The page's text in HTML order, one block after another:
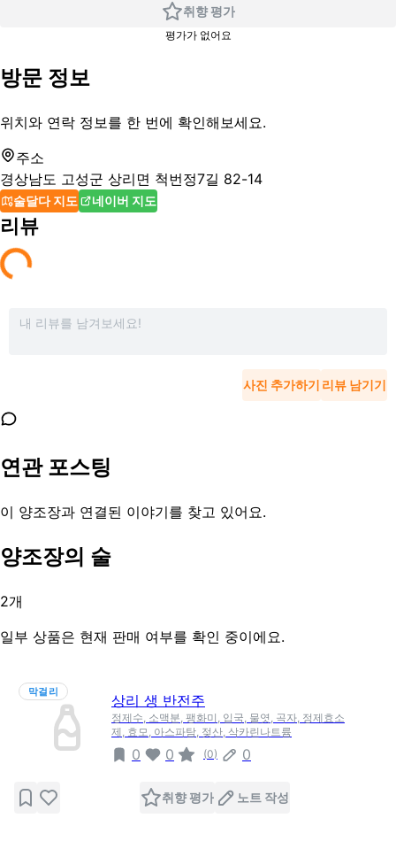
취향 평가
평가가 없어요
방문 정보
위치와 연락 정보를 한 번에 확인해보세요.
주소
경상남도 고성군 상리면 척번정7길 82-14
술달다 지도 네이버 지도
리뷰
사진 추가하기 리뷰 남기기
연관 포스팅
이 양조장과 연결된 이야기를 찾고 있어요.
양조장의 술
2개
일부 상품은 현재 판매 여부를 확인 중이에요.
막걸리
상리 생 반전주
정제수, 소맥분, 팽화미, 입국, 물엿, 곡자, 정제효소
제, 효모, 아스파탐, 젖산, 삭카린나트륨
0 0 (0) 0
취향 평가 노트 작성